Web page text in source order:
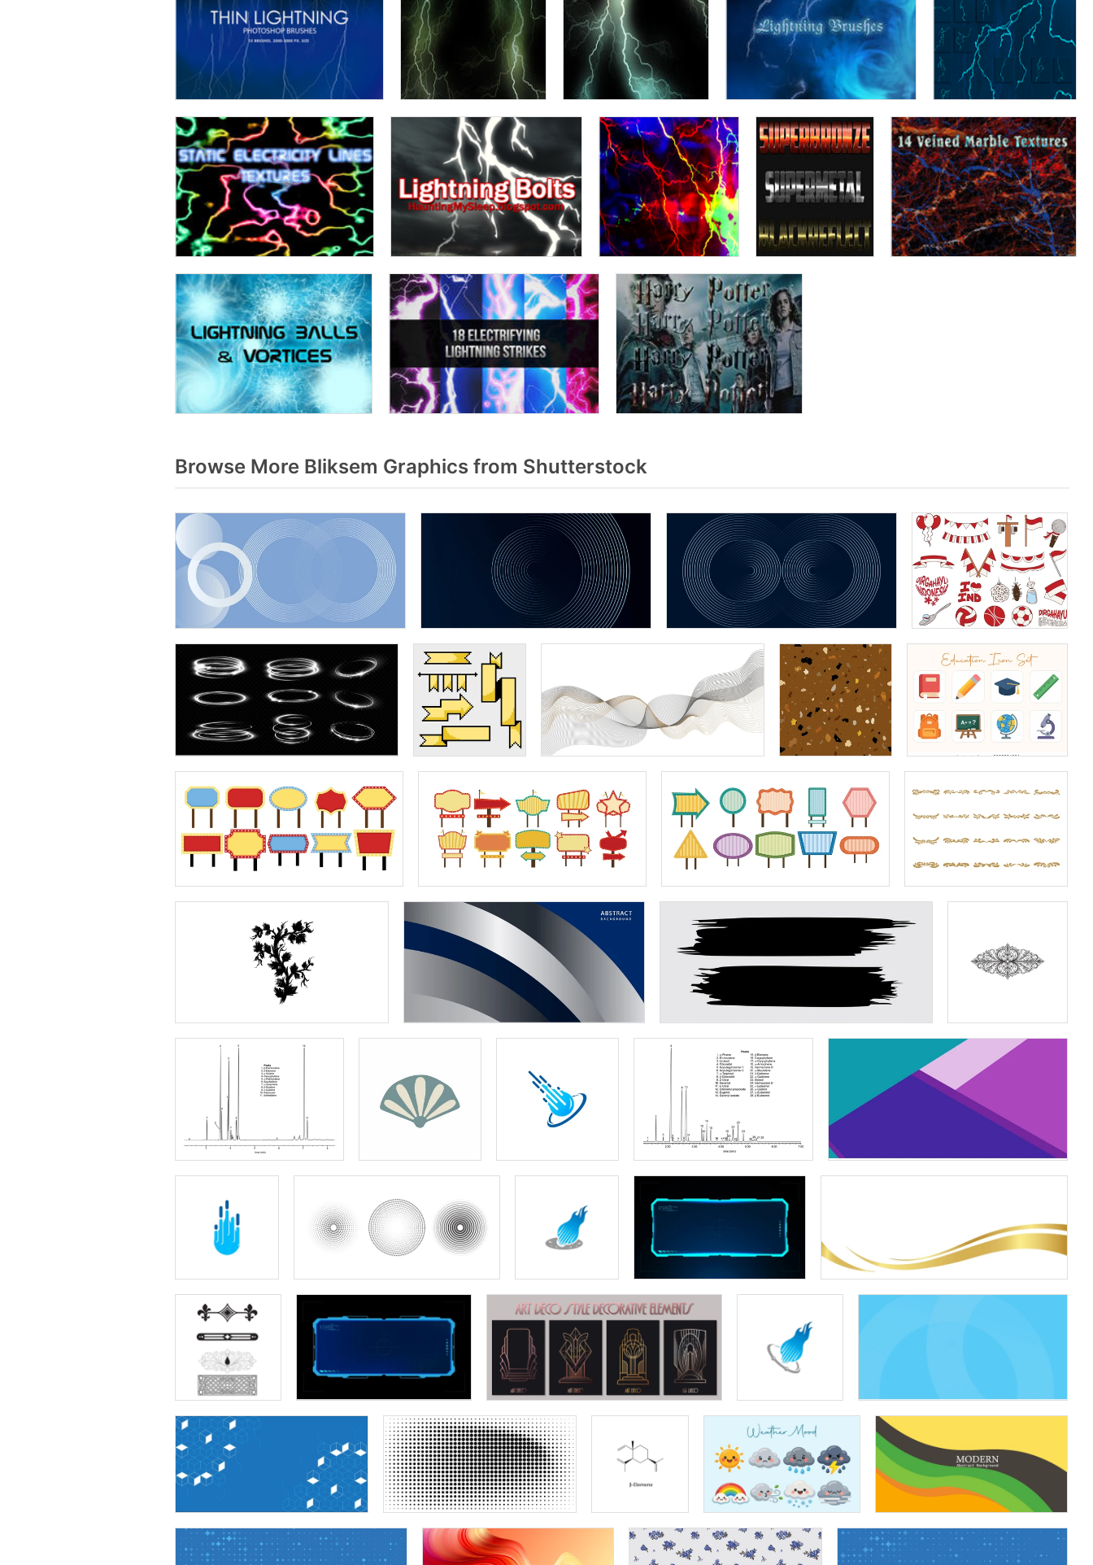
Browse More Bliksem Graphics from Shutterstock